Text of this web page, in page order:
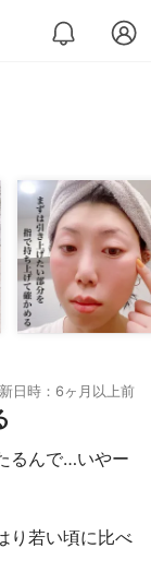
日時：6ヶ月以上前
るんで…いやー
り若い頃に比べ